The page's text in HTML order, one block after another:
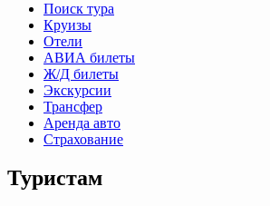
Поиск тура
Круизы
Отели
АВИА билеты
Ж/Д билеты
Экскурсии
Трансфер
Аренда авто
Страхование
Туристам